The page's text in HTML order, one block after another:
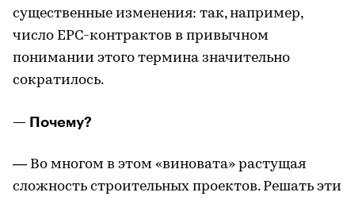
существенные изменения: так, например,
число ЕРС-контрактов в привычном
понимании этого термина значительно
сократилось.
— Почему?
— Во многом в этом «виновата» растущая
сложность строительных проектов. Решать эти